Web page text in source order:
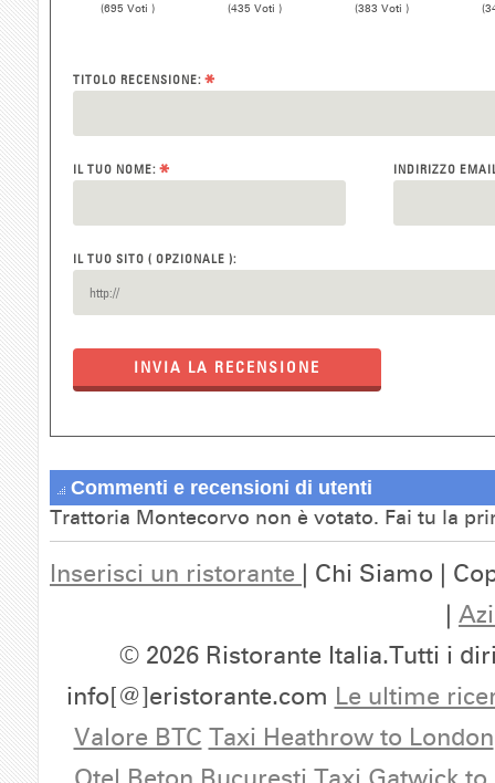
(695 Voti )
(435 Voti )
(383 Voti )
TITOLO RECENSIONE: *
IL TUO NOME: * INDIRIZZO
IL TUO SITO ( OPZIONALE ):
INVIA LA RECENSIONE
Commenti e recensioni di utenti
Trattoria Montecorvo non è votato. Fai tu la
Inserisci un ristorante | Chi Siamo |
|
© 2026 Ristorante Italia.Tutti i
info[@]eristorante.com Le ultime
Valore BTC Taxi Heathrow to London